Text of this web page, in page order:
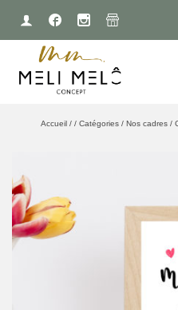
Accueil / / Catégories / Nos cadres /